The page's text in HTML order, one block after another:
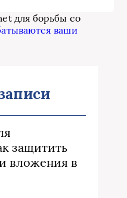
для борьбы со
ваши
защитить
вложения в